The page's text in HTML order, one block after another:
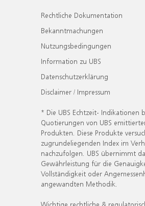
Rechtliche Dokumentation
Bekanntmachungen
Nutzungsbedingungen
Information zu UBS
Datenschutzerklärung
Disclaimer / Impressum
* Die UBS Echtzeit- Indikationen
Quotierungen von UBS
Produkten. Diese Produkte
zugrundeliegenden Index im
nachzufolgen. UBS übernimmt
Gewährleistung für die
Vollständigkeit oder
angewandten Methodik.